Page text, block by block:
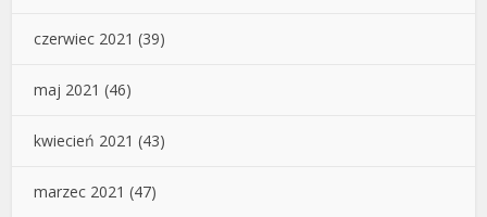
czerwiec 2021 (39)
maj 2021 (46)
kwiecień 2021 (43)
marzec 2021 (47)